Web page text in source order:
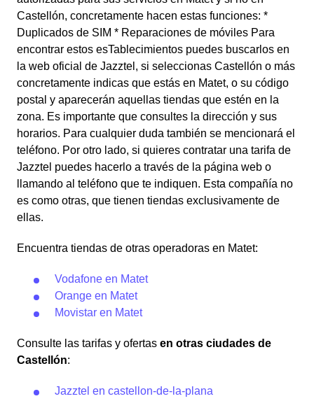
Castellón, concretamente hacen estas funciones: *
Duplicados de SIM * Reparaciones de móviles Para
encontrar estos esTablecimientos puedes buscarlos en
la web oficial de Jazztel, si seleccionas Castellón o más
concretamente indicas que estás en Matet, o su código
postal y aparecerán aquellas tiendas que estén en la
zona. Es importante que consultes la dirección y sus
horarios. Para cualquier duda también se mencionará el
teléfono. Por otro lado, si quieres contratar una tarifa de
Jazztel puedes hacerlo a través de la página web o
llamando al teléfono que te indiquen. Esta compañía no
es como otras, que tienen tiendas exclusivamente de
ellas.
Encuentra tiendas de otras operadoras en Matet:
Vodafone en Matet
Orange en Matet
Movistar en Matet
Consulte las tarifas y ofertas en otras ciudades de
Castellón:
Jazztel en castellon-de-la-plana